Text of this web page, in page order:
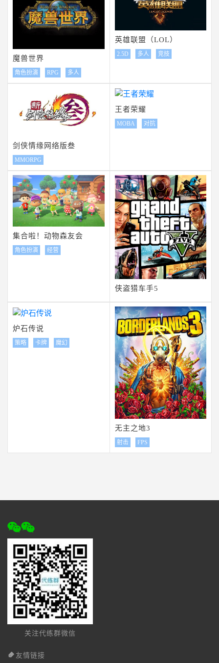
魔兽世界
角色扮演 RPG 多人
英雄联盟（LOL）
2.5D 多人 竞技
剑侠情缘网络版叁
MMORPG
王者荣耀
MOBA 对抗
集合啦！动物森友会
角色扮演 经营
侠盗猎车手5
炉石传说
策略 卡牌 魔幻
无主之地3
射击 FPS
关注代练群微信
友情链接